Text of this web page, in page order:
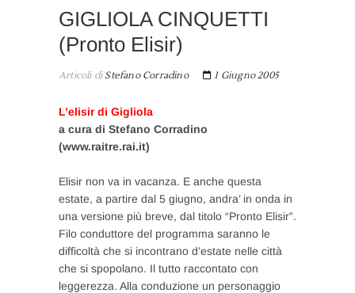
GIGLIOLA CINQUETTI
(Pronto Elisir)
Articoli diStefano Corradino 1 Giugno 2005
L’elisir di Gigliola
a cura di Stefano Corradino
(www.raitre.rai.it)
Elisir non va in vacanza. E anche questa
estate, a partire dal 5 giugno, andra’ in onda in
una versione più breve, dal titolo “Pronto Elisir”.
Filo conduttore del programma saranno le
difficoltà che si incontrano d’estate nelle città
che si spopolano. Il tutto raccontato con
leggerezza. Alla conduzione un personaggio